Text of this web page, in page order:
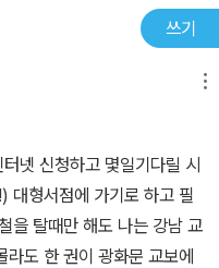
문제는 너무 당연한 얘기를
명하면서심지어는 저자가 설
서는 다소 안좋게 기술하데
른 스타일의 코딩법은 무시
하는 코딩스타일은 모두 C언
생각에 프로그래머의 코딩
코딩을 하도록 유연성을
쓰기
넷 신청하고 몇일기다릴 시
대형서점에 가기로 하고 필
을 탈때만 해도 나는 강남 교
라도 한 권이 광화문 교보에